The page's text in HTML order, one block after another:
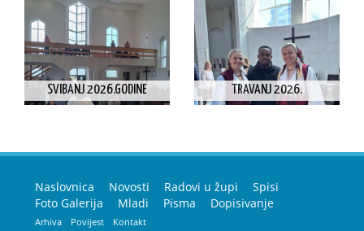
SVIBANJ 2026.GODINE TRAVANJ 2026.
Naslovnica Novosti Radovi u župi
Spisi
Foto Galerija
Mladi Pisma Dopisivanje
Arhiva Povijest Kontakt